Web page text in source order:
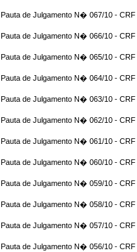
Pauta de Julgamento N� 067/10 - CRF
Pauta de Julgamento N� 066/10 - CRF
Pauta de Julgamento N� 065/10 - CRF
Pauta de Julgamento N� 064/10 - CRF
Pauta de Julgamento N� 063/10 - CRF
Pauta de Julgamento N� 062/10 - CRF
Pauta de Julgamento N� 061/10 - CRF
Pauta de Julgamento N� 060/10 - CRF
Pauta de Julgamento N� 059/10 - CRF
Pauta de Julgamento N� 058/10 - CRF
Pauta de Julgamento N� 057/10 - CRF
Pauta de Julgamento N� 056/10 - CRF